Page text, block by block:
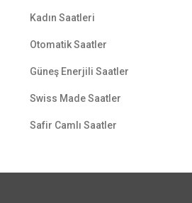
Kadın Saatleri
Otomatik Saatler
Güneş Enerjili Saatler
Swiss Made Saatler
Safir Camlı Saatler